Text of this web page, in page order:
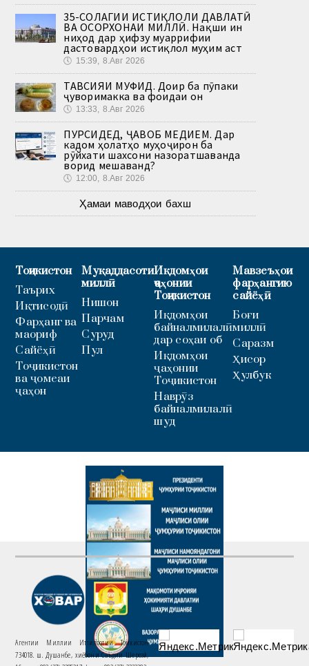
35-СОЛАГИИ ИСТИҚЛОЛИ ДАВЛАТӢ
ВА ОСОРХОНАИ МИЛЛӢ. Нақши ин
ниҳод дар ҳифзу муаррифии
дастовардҳои истиқлол муҳим аст
🕔 15:39, 8.Авг 2026
ТАВСИЯИ МУФИД. Доир ба пӯпаки
ҷуворимакка ва фоидаи он
🕔 13:33, 8.Авг 2026
ПУРСИДЕД, ҶАВОБ МЕДИҲЕМ. Дар
кадом ҳолатҳо муҳоҷирон ба
рӯйхати шахсони назоратшаванда
ворид мешаванд?
🕔 12:00, 8.Авг 2026
Ҳамаи маводҳои бахш
Тоҷикистон
Таърих
Иқтисодӣ
Фарҳанг ва
маориф
Сайёҳӣ
Тоҷикистон
ва ҷомеаи
ҷаҳон
Муқаддасоти
миллӣ
Нишон
Парчам
Суруд
Пул
Иқдомҳои
ҷаҳонии
Тоҷикистон
Иқдомҳои
байналмилалӣ
дар соҳаи об
Иқдомҳои
ҷаҳонии
Тоҷикистон
Наврӯз
байналмилалӣ
шуд
Мавзеъҳои
фарҳангию
сайёҳӣ
Боғи
миллӣ
Саразм
Ҳисор
Ҳулбук
Агентии Миллии Иттилоотии Тоҷикистон
734018. ш. Душанбе, хиёбони Саъдии Шерозӣ,